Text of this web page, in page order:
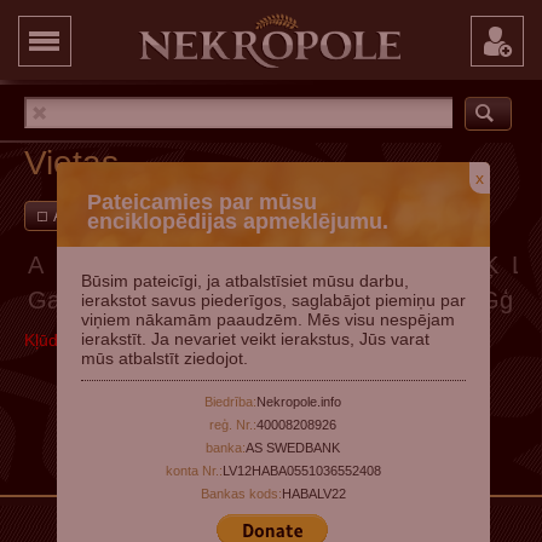
Vietas
Ar attēliem Pievienot vietu
A Ķ L
Ga
Gā Gb Gc Gč Gd Ge Gē Gf Gg Gģ
Kļūda, mēģiniet vēlāk
Pateicamies par mūsu
enciklopēdijas apmeklējumu.
Būsim pateicīgi, ja atbalstīsiet mūsu darbu,
ierakstot savus piederīgos, saglabājot piemiņu par
viņiem nākamām paaudzēm. Mēs visu nespējam
ierakstīt. Ja nevariet veikt ierakstus, Jūs varat
mūs atbalstīt ziedojot.
Biedrība: Nekropole.info
reģ. Nr.:40008208926
banka:AS SWEDBANK
konta Nr.: LV12HABA0551036552408
Bankas kods: HABALV22
x